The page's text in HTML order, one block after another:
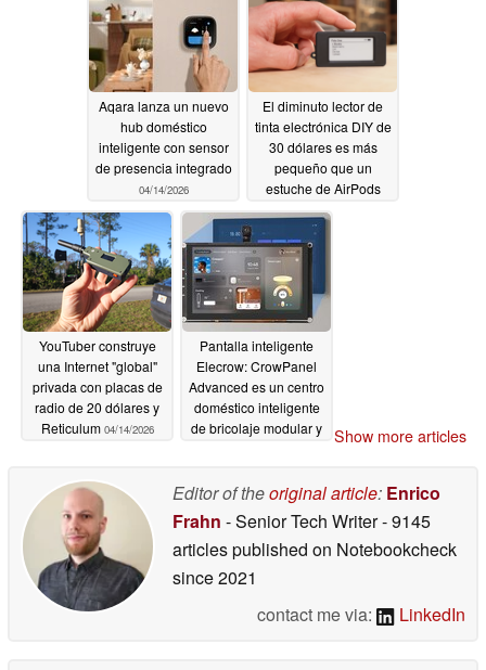
Aqara lanza un nuevo
hub doméstico
inteligente con sensor
de presencia integrado
04/14/2026
El diminuto lector de
tinta electrónica DIY de
30 dólares es más
pequeño que un
estuche de AirPods
con batería para 2
semanas
YouTuber construye
una Internet "global"
privada con placas de
radio de 20 dólares y
Reticulum 04/14/2026
Pantalla inteligente
Elecrow: CrowPanel
Advanced es un centro
doméstico inteligente
de bricolaje modular y
Show more articles
Editor of theoriginal article: Enrico
Frahn - Senior Tech Writer- 9145
articles published on Notebookcheck
since 2021
contact me via:
LinkedIn